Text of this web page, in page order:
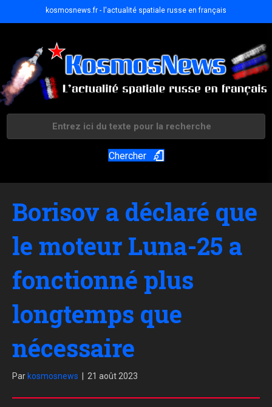
kosmosnews.fr - l'actualité spatiale russe en français
Chercher
Borisov a déclaré que
le moteur Luna-25 a
fonctionné plus
longtemps que
nécessaire
Par kosmosnews 21 août 2023